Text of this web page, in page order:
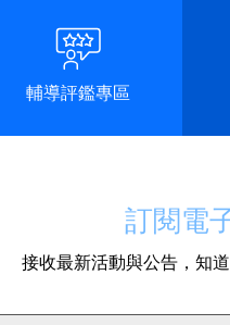
輔導評鑑專區
訂閱電
接收最新活動與公告，知